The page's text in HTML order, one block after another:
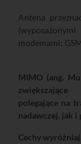
Antena
modemami:
MIMO (ang.
polegające na
nadawczej, jak
Cechy